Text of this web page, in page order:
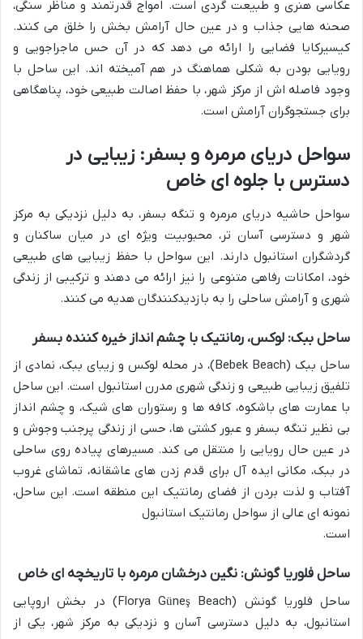
عکاسی هنری و طبیعت گردی است. امواج قدرتمند و مناظر سنگی،
صحنه هایی جذاب و در عین حال آرامش بخش را خلق می کنند.
کیسیرکایا فضایی را ارائه می دهد که در آن حس ماجراجویی و
رویایی بودن به شکلی هماهنگ در هم آمیخته اند. این ساحل با
وجود فاصله اش از مرکز شهر، با حفظ اصالت طبیعی خود، پناهگاهی
برای جستجوگران آرامش است.
سواحل دریای مرمره و بسفر: زیبایی در
دسترس با جلوه ای خاص
سواحل حاشیه دریای مرمره و تنگه بسفر، به دلیل نزدیکی به مرکز
شهر و دسترسی آسان تر، محبوبیت ویژه ای در میان ساکنان و
گردشگران استانبول دارند. این سواحل با حفظ زیبایی های طبیعی
خود، امکانات رفاهی متنوعی را نیز ارائه می دهند و ترکیبی از زندگی
شهری و آرامش ساحلی را به بازدیدکنندگان هدیه می کنند.
ساحل ببک: لوکس، رمانتیک با چشم انداز خیره کننده بسفر
ساحل ببک (Bebek Beach)، در محله لوکس و زیبای ببک، نمادی از
تلفیق زیبایی طبیعی و زندگی شهری مدرن استانبول است. این ساحل
با عمارت های باشکوه، کافه ها و رستوران های شیک، و چشم انداز
بی نظیر تنگه بسفر و عبور کشتی ها، حسی از زندگی پرجنب وجوش و
در عین حال رویایی را منتقل می کند. مسیرهای پیاده روی ساحلی
در ببک، مکانی ایده آل برای قدم زدن های عاشقانه، تماشای غروب
آفتاب و لذت بردن از فضای رمانتیک این منطقه است. این ساحل،
نمونه ای عالی از سواحل رمانتیک استانبول
است.
ساحل فلوریا گونش: نگین درخشان مرمره با تاریخچه ای خاص
ساحل فلوریا گونش (Florya Güneş Beach) در بخش اروپایی
استانبول، به دلیل دسترسی آسان و نزدیکی به مرکز شهر، یکی از